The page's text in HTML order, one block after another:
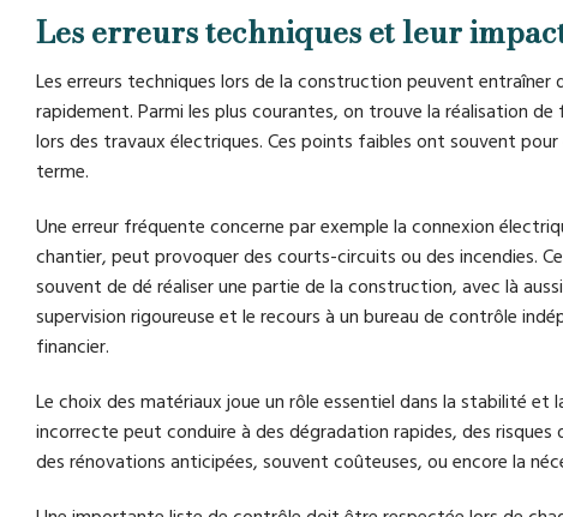
Les erreurs techniques et leur
Les erreurs techniques lors de la construction peuvent
rapidement. Parmi les plus courantes, on trouve la réalisation
lors des travaux électriques. Ces points faibles ont souvent
terme.
Une erreur fréquente concerne par exemple la connexion
chantier, peut provoquer des courts-circuits ou des incendies.
souvent de dé réaliser une partie de la construction, avec là
supervision rigoureuse et le recours à un bureau de contrôle
financier.
Le choix des matériaux joue un rôle essentiel dans la stabilité
incorrecte peut conduire à des dégradation rapides, des
des rénovations anticipées, souvent coûteuses, ou encore la